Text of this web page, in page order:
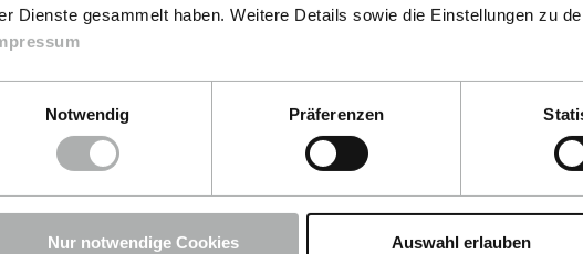
Dienste gesammelt haben. Weitere Details sowie die Einstellungen zu
Notwendig
Präferenzen
Nur notwendige Cookies Auswahl erlauben